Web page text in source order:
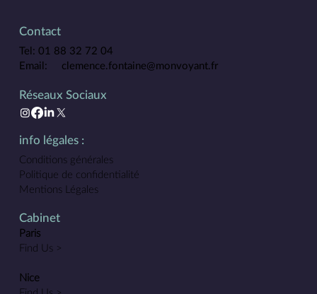
info légales :
Conditions générales
Politique de confidentialité
Mentions Légales
Contact
Tel: 01 88 32 72 04
Email: clemence.fontaine@monvoyant.fr
Réseaux Sociaux
Cabinet
Paris
Find Us >
Nice